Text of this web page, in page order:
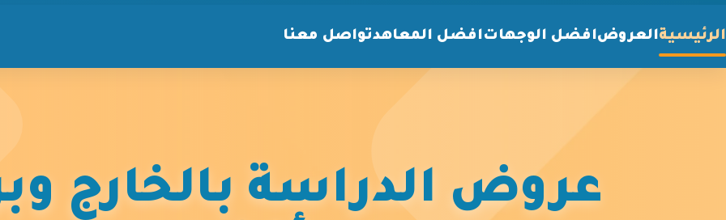
الرئيسيةالعروضافضل الوجهاتافضل المعاهدتواصل معنا
عروض الدراسة بالخارج